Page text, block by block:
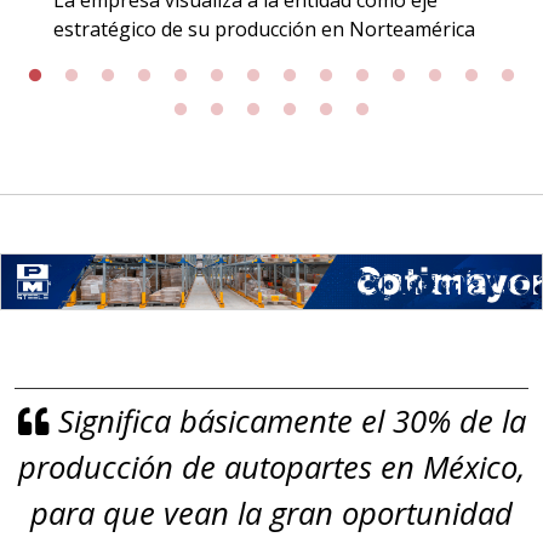
Incluyendo grado 304. Requisitos:
Empresa en Jalisco
GRAFITO LAMINADO EN
ROLLO
Especificaciones:
Requisitos: Garantizar composición
química y origen adecuados
estratégico de su producción en Norteamérica
Significa básicamente el 30% de la
producción de autopartes en México,
para que vean la gran oportunidad